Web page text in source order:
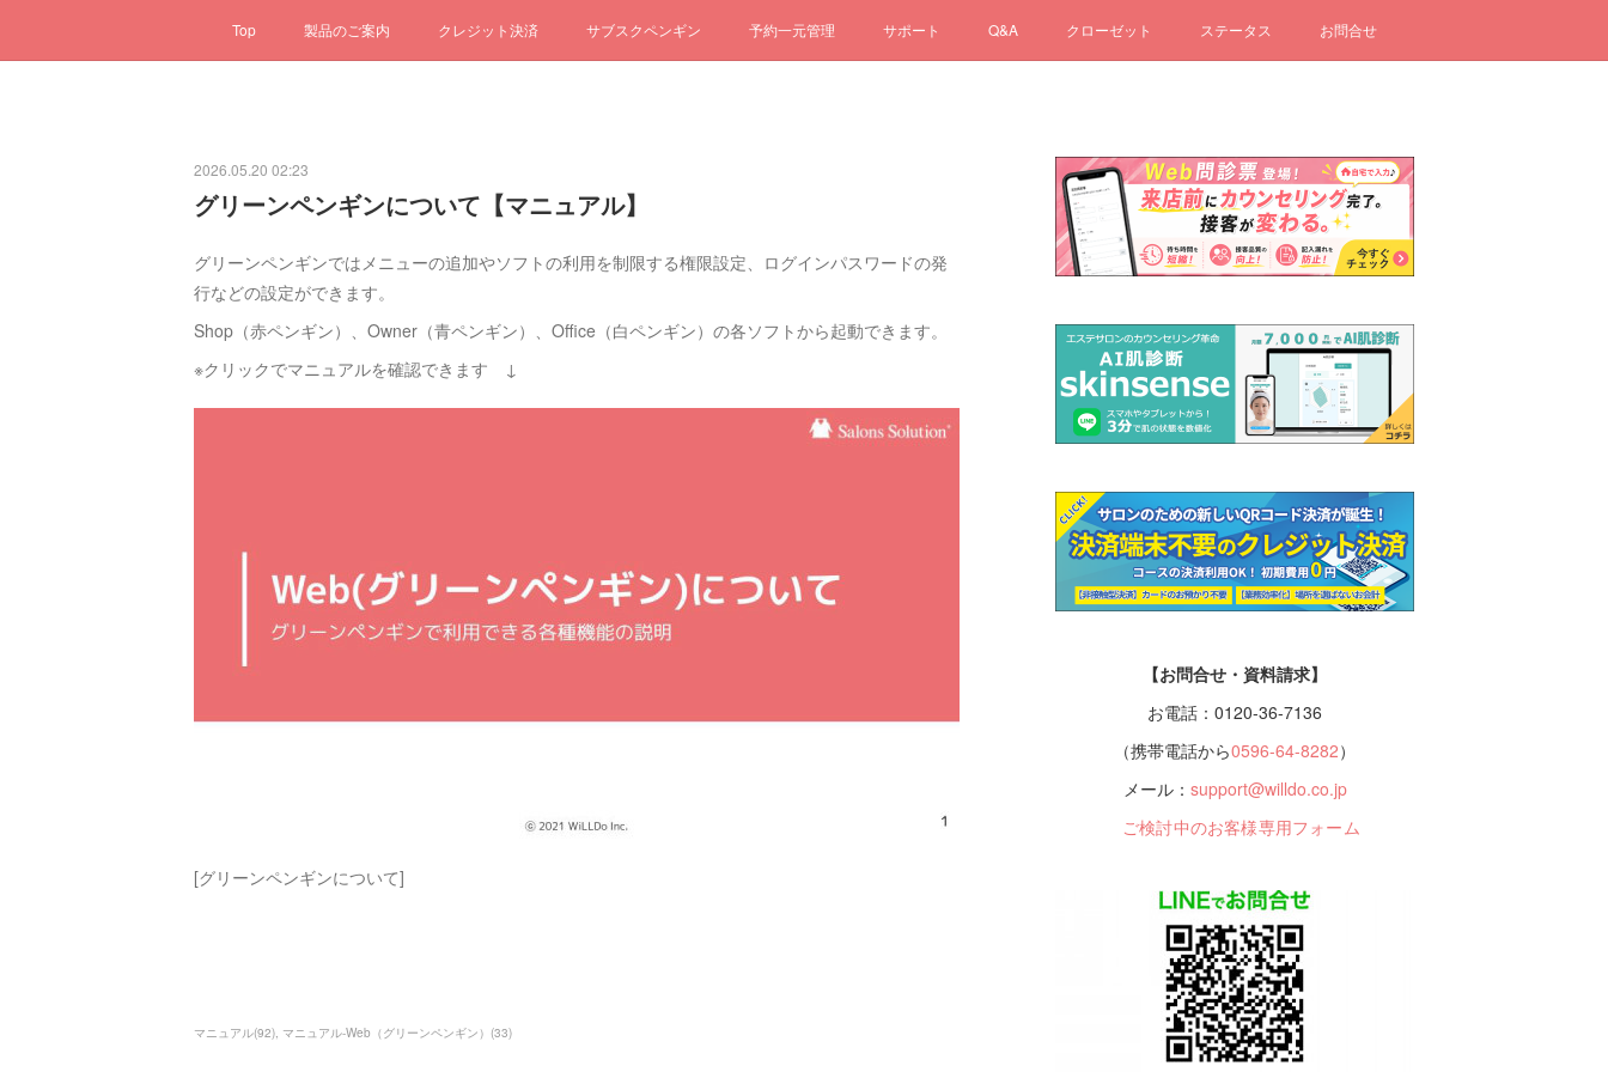
Top 製品のご案内 クレジット決済 サブスクペンギン 予約一元管理 サポート Q&A クローゼット ステータス お問合せ
2026.05.20 02:23
グリーンペンギンについて【マニュアル】
グリーンペンギンではメニューの追加やソフトの利用を制限する権限設定、ログインパスワードの発
行などの設定ができます。
Shop（赤ペンギン）、Owner（青ペンギン）、Office（白ペンギン）の各ソフトから起動できます。
※クリックでマニュアルを確認できます ↓
[グリーンペンギンについて]
マニュアル(92) マニュアル-Web（グリーンペンギン） (33)
【お問合せ・資料請求】
お電話：0120-36-7136
（携帯電話から0596-64-8282）
メール： support@willdo.co.jp
ご検討中のお客様専用フォーム